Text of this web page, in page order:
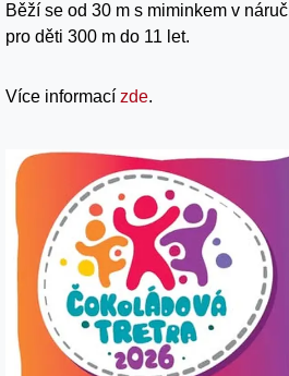
Běží se od 30 m s miminkem v
pro děti 300 m do 11 let.
Více informací zde.